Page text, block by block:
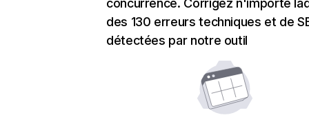
concurrence. Corrigez n'importe
des 130 erreurs techniques et de
détectées par notre outil